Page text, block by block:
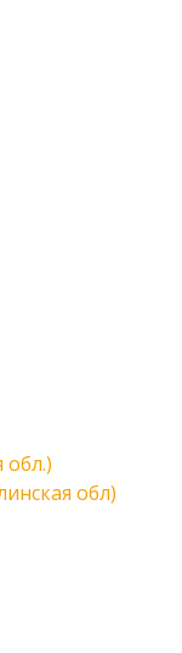
обл)